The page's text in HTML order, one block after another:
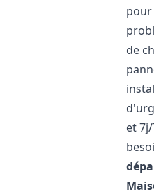
pour
de
et